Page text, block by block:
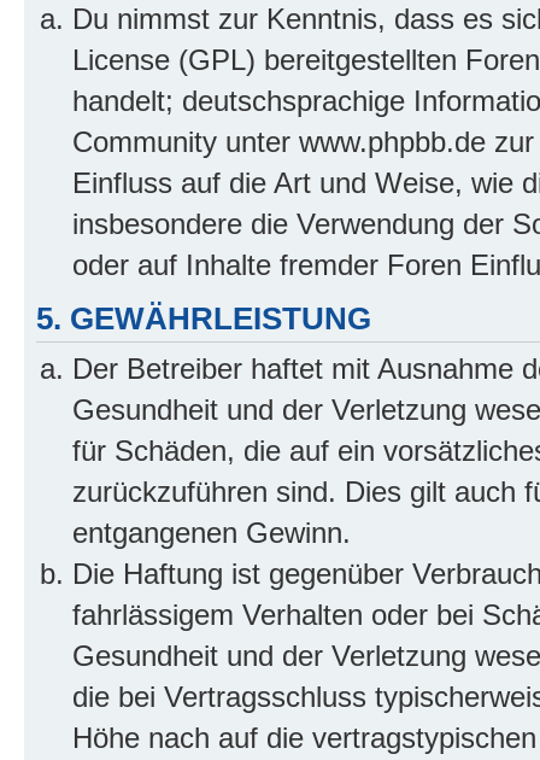
Du nimmst zur Kenntnis, dass es
License (GPL) bereitgestellten
handelt; deutschsprachige
Community unter www.phpbb.de
Einfluss auf die Art und Weise, wie
insbesondere die Verwendung der
oder auf Inhalte fremder Foren
5. GEWÄHRLEISTUNG
Der Betreiber haftet mit Ausnahme
Gesundheit und der Verletzung
für Schäden, die auf ein
zurückzuführen sind. Dies gilt auch
entgangenen Gewinn.
Die Haftung ist gegenüber
fahrlässigem Verhalten oder bei
Gesundheit und der Verletzung
die bei Vertragsschluss
Höhe nach auf die